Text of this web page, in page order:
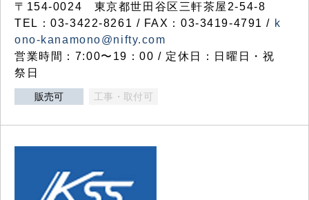
〒154-0024 東京都世田谷区三軒茶屋2-54-8
TEL：03-3422-8261 / FAX：03-3419-4791 / k
ono-kanamono@nifty.com
営業時間：7:00〜19：00 / 定休日：日曜日・祝
祭日
販売可 工事・取付可